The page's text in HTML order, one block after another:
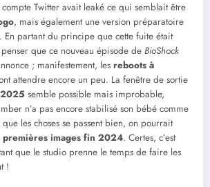
Twitter avait leaké ce qui semblait être
, mais également une version préparatoire
. En partant du principe que cette fuite était
que ce nouveau épisode de BioShock
; manifestement, les reboots à
attendre encore un peu. La fenêtre de sortie
semble possible mais improbable,
n’a pas encore stabilisé son bébé comme
les choses se passent bien, on pourrait
premières images fin 2024. Certes, c’est
que le studio prenne le temps de faire les
!